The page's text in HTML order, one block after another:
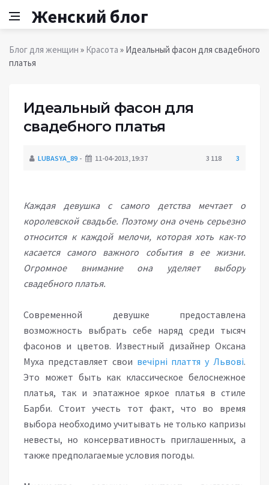
Женский блог
Блог для женщин » Красота » Идеальный фасон для свадебного
платья
Идеальный фасон для
свадебного платья
LUBASYA_89 11-04-2013, 19:37 3 118 3
Каждая девушка с самого детства мечтает о
королевской свадьбе. Поэтому она очень серьезно
относится к каждой мелочи, которая хоть как-то
касается самого важного события в ее жизни.
Огромное внимание она уделяет выбору
свадебного платья.
Современной девушке предоставлена
возможность выбрать себе наряд среди тысяч
фасонов и цветов. Известный дизайнер Оксана
Муха представляет свои вечірні плаття у Львові.
Это может быть как классическое белоснежное
платья, так и эпатажное яркое платья в стиле
Барби. Стоит учесть тот факт, что во время
выбора необходимо учитывать не только капризы
невесты, но консервативность приглашенных, а
также предполагаемые условия погоды.